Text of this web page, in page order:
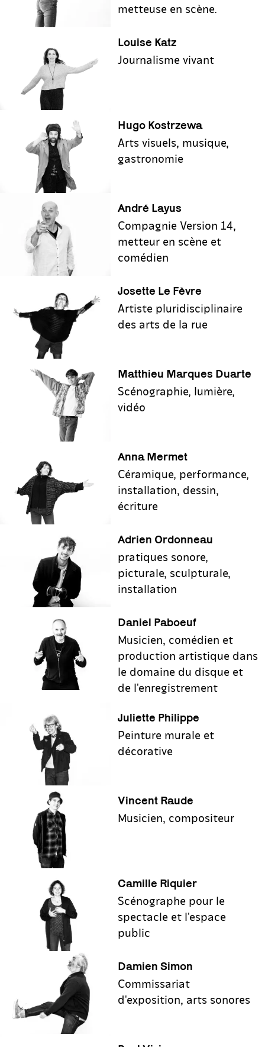
metteuse en scène.
Louise Katz
Journalisme vivant
Hugo Kostrzewa
Arts visuels, musique,
gastronomie
André Layus
Compagnie Version 14,
metteur en scène et
comédien
Josette Le Fèvre
Artiste pluridisciplinaire
des arts de la rue
Matthieu Marques Duarte
Scénographie, lumière,
vidéo
Anna Mermet
Céramique, performance,
installation, dessin,
écriture
Adrien Ordonneau
pratiques sonore,
picturale, sculpturale,
installation
Daniel Paboeuf
Musicien, comédien et
production artistique dans
le domaine du disque et
de l'enregistrement
Juliette Philippe
Peinture murale et
décorative
Vincent Raude
Musicien, compositeur
Camille Riquier
Scénographe pour le
spectacle et l'espace
public
Damien Simon
Commissariat
d'exposition, arts sonores